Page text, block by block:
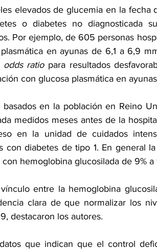
elevados de glucemia en la
o diabetes no diagnosticada
Por ejemplo, de 605 personas
en ayunas de 6,1 a 6,9
odds ratio para resultados
con glucosa plasmática en ayunas
basados en la población en Reino
medidos meses antes de la
en la unidad de cuidados
con diabetes de tipo 1. En general
hemoglobina glucosilada de 9% a
entre la hemoglobina
clara de que normalizar los
destacaron los autores.
que indican que el control